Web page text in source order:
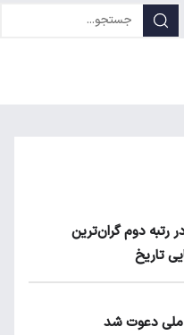
رتبه دوم گران‌ترین
تاریخ
ملی دعوت شد